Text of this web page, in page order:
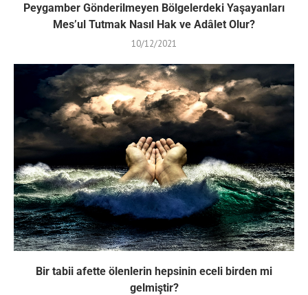
Peygamber Gönderilmeyen Bölgelerdeki Yaşayanları
Mes’ul Tutmak Nasıl Hak ve Adâlet Olur?
10/12/2021
Bir tabii afette ölenlerin hepsinin eceli birden mi
gelmiştir?